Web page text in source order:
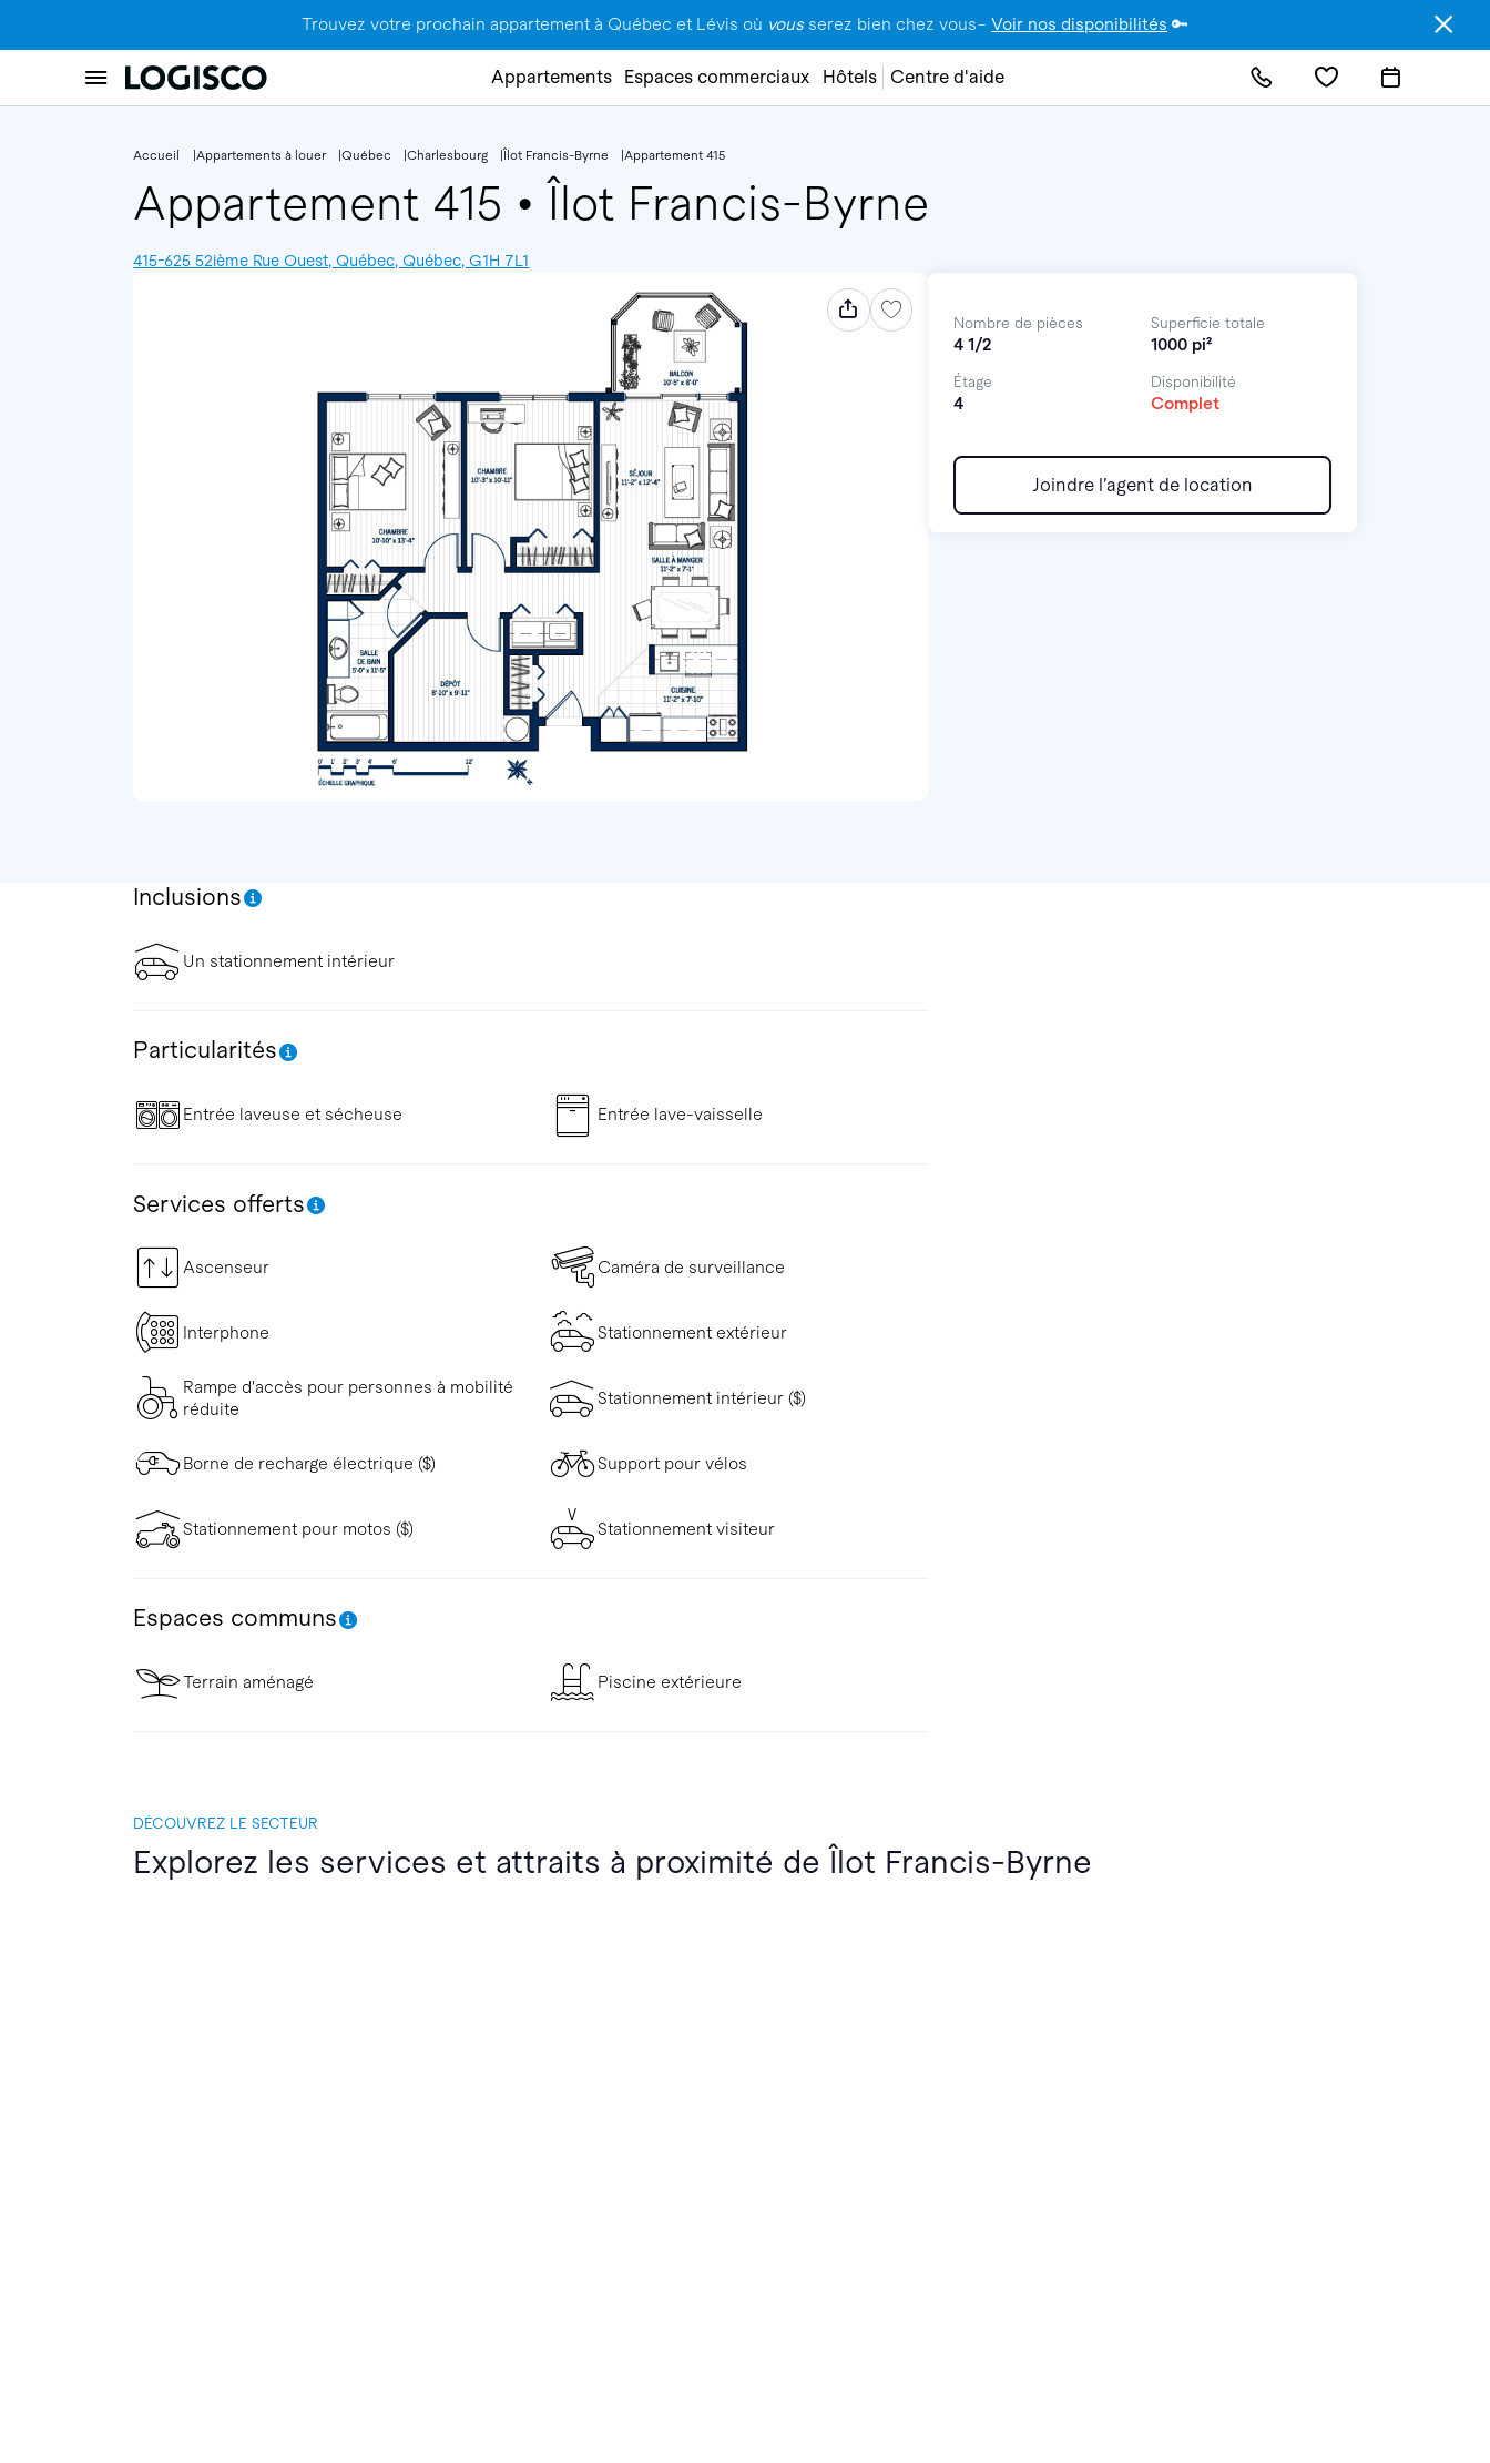
Trouvez votre prochain appartement à Québec et Lévis où vous serez bien chez vous– Voir nos disponibilités 🔑
Appartements Espaces commerciaux Hôtels Centre d'aide
Accueil Appartements à louer Québec Charlesbourg Îlot Francis-Byrne Appartement 415
Appartement 415 • Îlot Francis-Byrne
415-625 52ième Rue Ouest, Québec, Québec, G1H 7L1
Inclusions
Un stationnement intérieur
Particularités
Entrée laveuse et sécheuse Entrée lave-vaisselle
Services offerts
Ascenseur Caméra de surveillance
Interphone Stationnement extérieur
Rampe d'accès pour personnes à mobilité
réduite
Stationnement intérieur ($)
Borne de recharge électrique ($) Support pour vélos
Stationnement pour motos ($) Stationnement visiteur
Espaces communs
Terrain aménagé Piscine extérieure
Nombre de pièces
4 1/2
Superficie totale
1000 pi²
Étage
4
Disponibilité
Complet
Joindre l’agent de location
DÉCOUVREZ LE SECTEUR
Explorez les services et attraits à proximité de Îlot Francis-Byrne